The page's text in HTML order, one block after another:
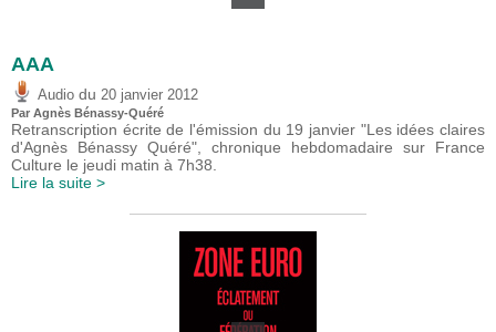
AAA
Audio du 20 janvier 2012
Par Agnès Bénassy-Quéré
Retranscription écrite de l'émission du 19 janvier "Les idées claires
d'Agnès Bénassy Quéré", chronique hebdomadaire sur France
Culture le jeudi matin à 7h38.
Lire la suite >